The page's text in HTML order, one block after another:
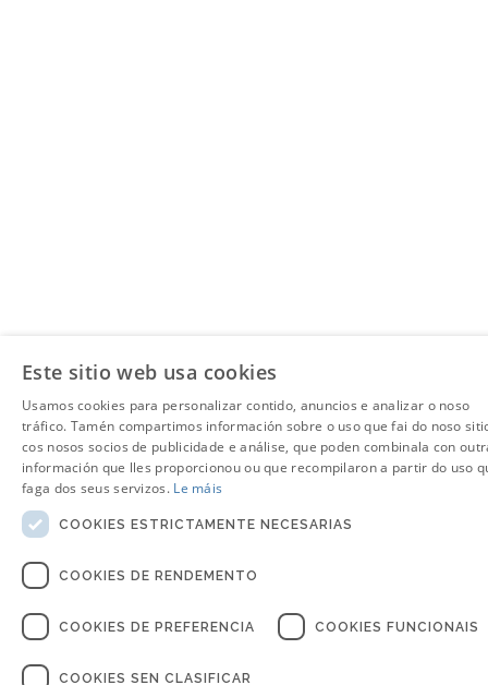
Este sitio web usa cookies
Usamos cookies para personalizar contido, anuncios e analizar o noso
tráfico. Tamén compartimos información sobre o uso que fai do noso
cos nosos socios de publicidade e análise, que poden combinala con
información que lles proporcionou ou que recompilaron a partir do uso
faga dos seus servizos. Le máis
COOKIES ESTRICTAMENTE NECESARIAS
COOKIES DE RENDEMENTO
COOKIES DE PREFERENCIA COOKIES FUNCIONAIS
COOKIES SEN CLASIFICAR